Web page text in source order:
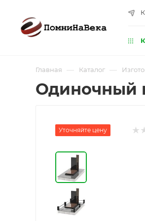
Главная — Каталог —
Одиночный
Уточняйте цену